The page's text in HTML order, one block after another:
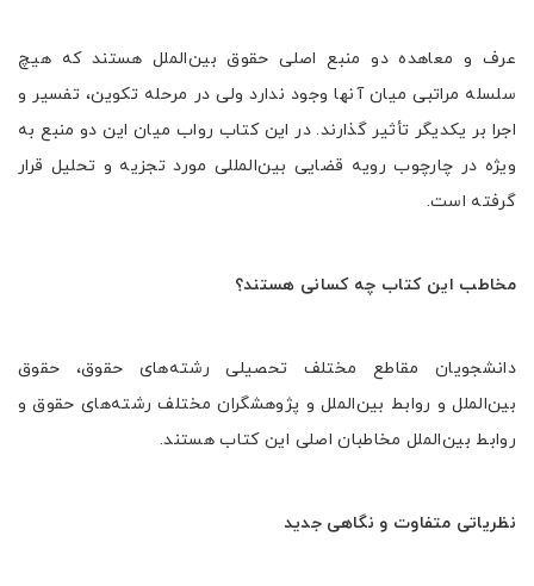
عرف و معاهده دو منبع اصلی حقوق بین‌الملل هستند که هیچ
سلسله مراتبی میان آنها وجود ندارد ولی در مرحله تکوین، تفسیر و
اجرا بر یکدیگر تأثیر گذارند. در این کتاب رواب میان این دو منبع به
ویژه در چارچوب رویه قضایی بین‌المللی مورد تجزیه و تحلیل قرار
گرفته است.
مخاطب این کتاب چه کسانی هستند؟
دانشجویان مقاطع مختلف تحصیلی رشته‌های حقوق، حقوق
بین‌الملل و روابط بین‌الملل و پژوهشگران مختلف رشته‌های حقوق و
روابط بین‌الملل مخاطبان اصلی این کتاب هستند.
نظریاتی متفاوت و نگاهی جدید